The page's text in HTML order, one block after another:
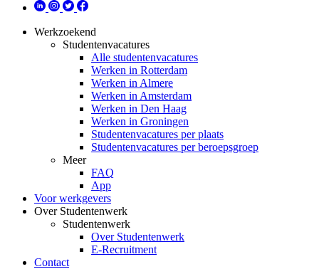
Werkzoekend
Studentenvacatures
Alle studentenvacatures
Werken in Rotterdam
Werken in Almere
Werken in Amsterdam
Werken in Den Haag
Werken in Groningen
Studentenvacatures per plaats
Studentenvacatures per beroepsgroep
Meer
FAQ
App
Voor werkgevers
Over Studentenwerk
Studentenwerk
Over Studentenwerk
E-Recruitment
Contact